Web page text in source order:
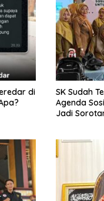
di
SK Sudah
Agenda
Jadi